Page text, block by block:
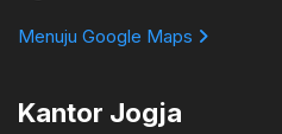
Menuju Google Maps
Kantor Jogja